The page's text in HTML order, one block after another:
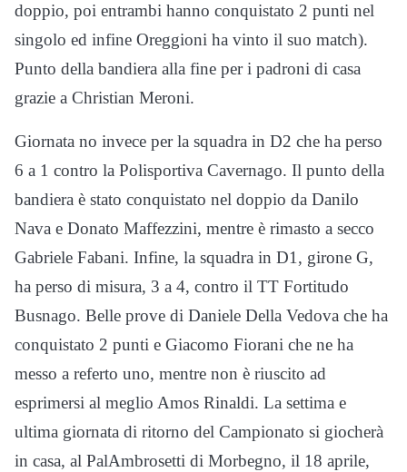
doppio, poi entrambi hanno conquistato 2 punti nel
singolo ed infine Oreggioni ha vinto il suo match).
Punto della bandiera alla fine per i padroni di casa
grazie a Christian Meroni.
Giornata no invece per la squadra in D2 che ha perso
6 a 1 contro la Polisportiva Cavernago. Il punto della
bandiera è stato conquistato nel doppio da Danilo
Nava e Donato Maffezzini, mentre è rimasto a secco
Gabriele Fabani. Infine, la squadra in D1, girone G,
ha perso di misura, 3 a 4, contro il TT Fortitudo
Busnago. Belle prove di Daniele Della Vedova che ha
conquistato 2 punti e Giacomo Fiorani che ne ha
messo a referto uno, mentre non è riuscito ad
esprimersi al meglio Amos Rinaldi. La settima e
ultima giornata di ritorno del Campionato si giocherà
in casa, al PalAmbrosetti di Morbegno, il 18 aprile,